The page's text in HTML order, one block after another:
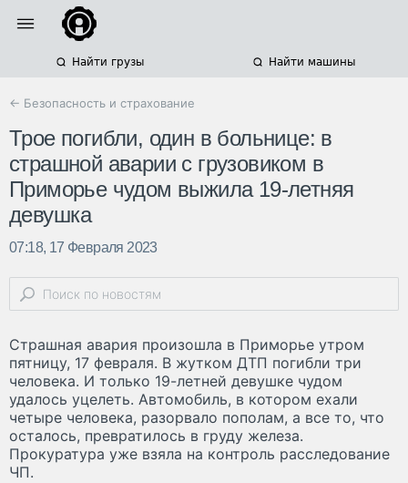
Найти грузы Найти машины
← Безопасность и страхование
Трое погибли, один в больнице: в
страшной аварии с грузовиком в
Приморье чудом выжила 19-летняя
девушка
07:18, 17 Февраля 2023
Страшная авария произошла в Приморье утром
пятницу, 17 февраля. В жутком ДТП погибли три
человека. И только 19-летней девушке чудом
удалось уцелеть. Автомобиль, в котором ехали
четыре человека, разорвало пополам, а все то, что
осталось, превратилось в груду железа.
Прокуратура уже взяла на контроль расследование
ЧП.